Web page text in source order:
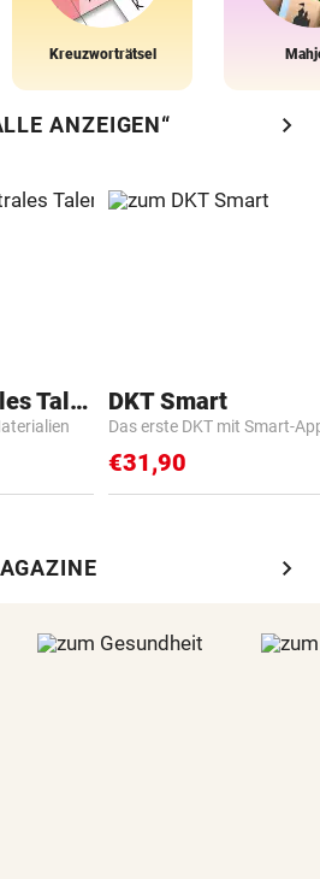
Kreuzworträtsel
ANZEIGEN“ chevron_right
DKT - Klimaneutrales Talent DKT Smart
Das erste DKT mit Smart-
€31,90
chevron_right